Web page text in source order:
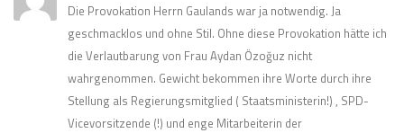
Die Provokation Herrn Gaulands war ja notwendig. Ja
geschmacklos und ohne Stil. Ohne diese Provokation hätte ich
die Verlautbarung von Frau Aydan Özoğuz nicht
wahrgenommen. Gewicht bekommen ihre Worte durch ihre
Stellung als Regierungsmitglied ( Staatsministerin!) , SPD-
Vicevorsitzende (!) und enge Mitarbeiterin der